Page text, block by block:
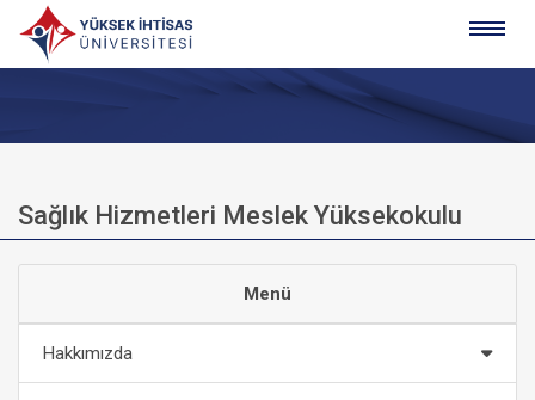
Sağlık Hizmetleri Meslek Yüksekokulu
Menü
Hakkımızda